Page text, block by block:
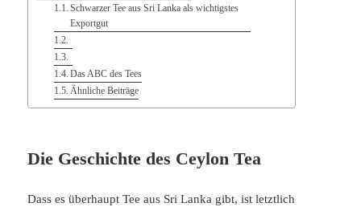
Schwarzer Tee aus Sri Lanka als wichtigstes
Exportgut
Das ABC des Tees
Ähnliche Beiträge
Die Geschichte des Ceylon Tea
Dass es überhaupt Tee aus Sri Lanka gibt, ist letztlich